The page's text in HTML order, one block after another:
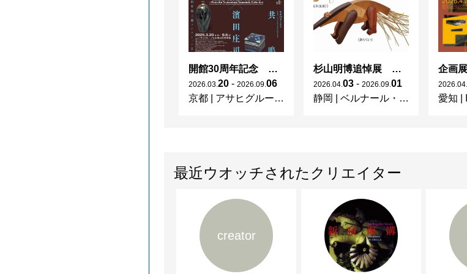
開館30周年記念 山本爲三郎・河井寬次郎没後60年記念 「共鳴 河井寬次郎 × 濱田庄司 ー山本爲三郎コレクションより」
2026 03 20 - 2026 09 06
京都
アサヒグループ大山崎山荘美術館
杉山明博追悼展 木とわたし―木工の妙技と美術教育
2026 04 03 - 2026 09 01
静岡
ベルナール・ビュフェ美術館
2026 04
愛知
最近ウオッチされたクリエイター
creator